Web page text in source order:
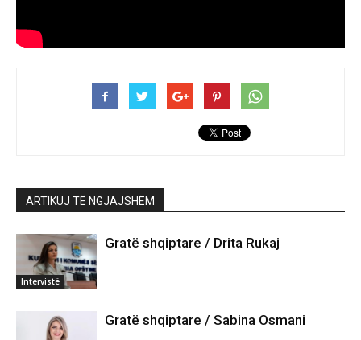
ARTIKUJ TË NGJAJSHËM
Intervistë
Gratë shqiptare / Drita Rukaj
Gratë shqiptare / Sabina Osmani